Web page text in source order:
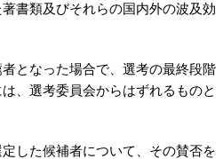
書類及びそれらの国内外の波及効
となった場合で、選考の最終段階
、選考委員会からはずれるものと
した候補者について、その賛否を